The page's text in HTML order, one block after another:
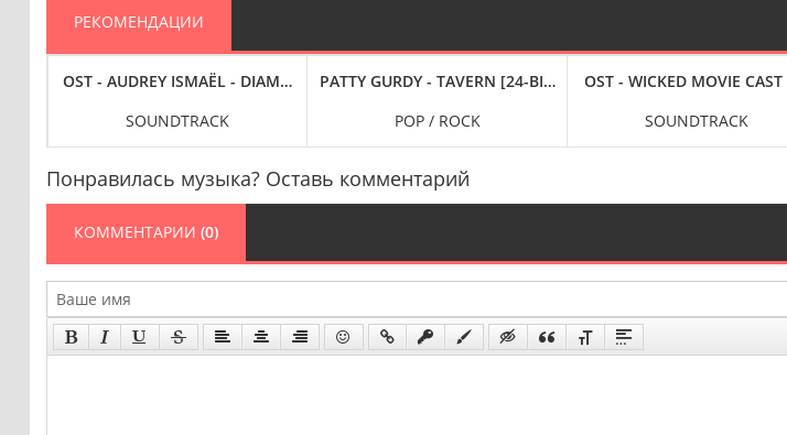
РЕКОМЕНДАЦИИ
D. 935 & RONDO, D. 951 [24-BIT HI-RES] (2024) FLAC
(2024) FLAC
OST - AUDREY ISMAËL - DIAMANT BRUT [BANDE ORIGINALE DU FILM, 24-BIT HI-RES] (2024) FLAC
SOUNDTRACK
PATTY GURDY - TAVERN [24-BIT HI-RES] (2024) FLAC
POP / ROCK
OST - WICKED MOVIE
SOUNDTRACK
Понравилась музыка? Оставь комментарий
КОММЕНТАРИИ (0)